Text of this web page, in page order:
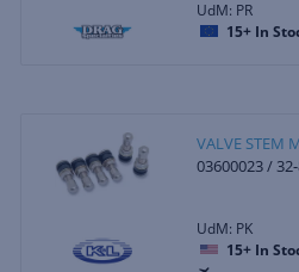
UdM: PR
15+ In
VALVE STEM
03600023 /
UdM: PK
15+ In